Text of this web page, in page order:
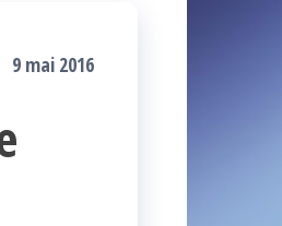
9 mai 2016